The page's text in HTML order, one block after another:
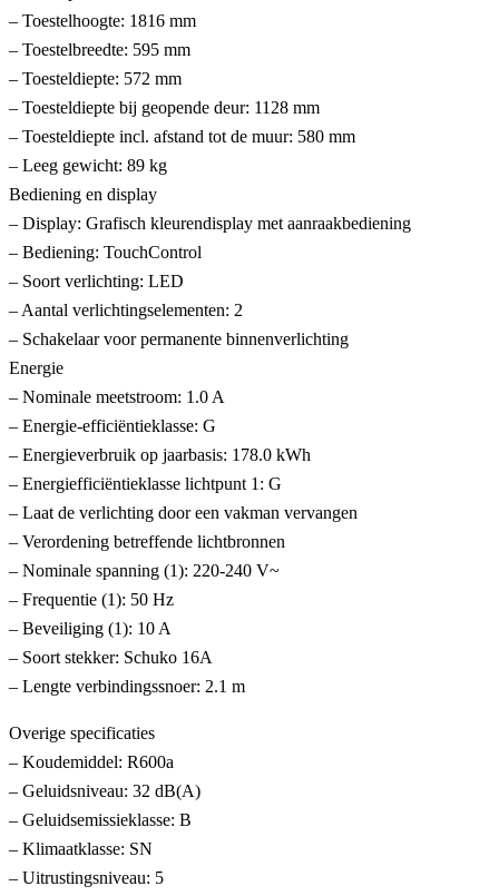
– Toestelhoogte: 1816 mm
– Toestelbreedte: 595 mm
– Toesteldiepte: 572 mm
– Toesteldiepte bij geopende deur: 1128 mm
– Toesteldiepte incl. afstand tot de muur: 580 mm
– Leeg gewicht: 89 kg
Bediening en display
– Display: Grafisch kleurendisplay met aanraakbediening
– Bediening: TouchControl
– Soort verlichting: LED
– Aantal verlichtingselementen: 2
– Schakelaar voor permanente binnenverlichting
Energie
– Nominale meetstroom: 1.0 A
– Energie-efficiëntieklasse: G
– Energieverbruik op jaarbasis: 178.0 kWh
– Energiefficiëntieklasse lichtpunt 1: G
– Laat de verlichting door een vakman vervangen
– Verordening betreffende lichtbronnen
– Nominale spanning (1): 220-240 V~
– Frequentie (1): 50 Hz
– Beveiliging (1): 10 A
– Soort stekker: Schuko 16A
– Lengte verbindingssnoer: 2.1 m
Overige specificaties
– Koudemiddel: R600a
– Geluidsniveau: 32 dB(A)
– Geluidsemissieklasse: B
– Klimaatklasse: SN
– Uitrustingsniveau: 5